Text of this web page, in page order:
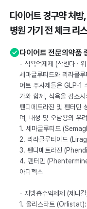
다이어트 경구약 처방,
병원 가기 전 체크 리
다이어트 전문의약품
- 식욕억제제 (삭센다 ·
세마글루티드와 리라클
어트 주사제들은 GLP-1
가와 함께, 식욕을 감소
펜디메트라진 및 펜터민
며, 내성 및 오남용의 우
1. 세마글루티드
2. 리라클루타이드
3. 펜디메트라진
4. 펜터민
아디펙스
- 지방흡수억제제 (제니
1. 올리스타트 (Orlistat):